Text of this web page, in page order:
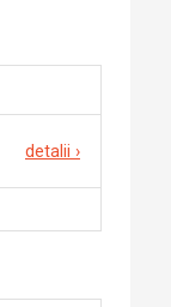
detalii ›